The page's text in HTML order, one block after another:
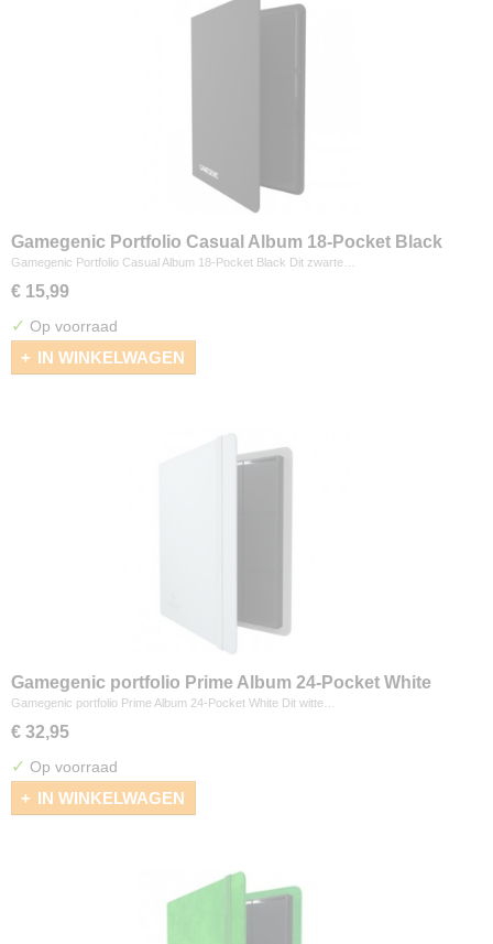
Gamegenic Portfolio Casual Album 18-Pocket Black
Gamegenic Portfolio Casual Album 18-Pocket Black Dit zwarte…
€ 15,99
✓ Op voorraad
IN WINKELWAGEN
Gamegenic portfolio Prime Album 24-Pocket White
Gamegenic portfolio Prime Album 24-Pocket White Dit witte…
€ 32,95
✓ Op voorraad
IN WINKELWAGEN